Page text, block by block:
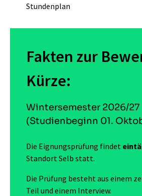
Stundenplan
Fakten zur
Kürze:
Wintersemester 2026/27
(Studienbeginn 01.
Die Eignungsprüfung findet
Standort Selb statt.
Die Prüfung besteht aus einem
Teil und einem Interview.